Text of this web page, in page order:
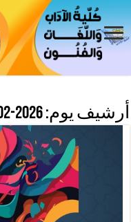
أرشيف يوم:2026-02-19